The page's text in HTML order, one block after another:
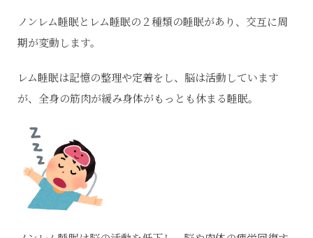
ノンレム睡眠とレム睡眠の２種類の睡眠があり、交互に周
期が変動します。
レム睡眠は記憶の整理や定着をし、脳は活動しています
が、全身の筋肉が緩み身体がもっとも休まる睡眠。